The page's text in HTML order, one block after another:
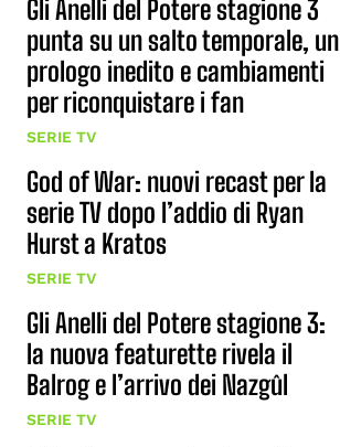
Gli Anelli del Potere stagione 3
punta su un salto temporale, un
prologo inedito e cambiamenti
per riconquistare i fan
SERIE TV
God of War: nuovi recast per la
serie TV dopo l’addio di Ryan
Hurst a Kratos
SERIE TV
Gli Anelli del Potere stagione 3:
la nuova featurette rivela il
Balrog e l’arrivo dei Nazgûl
SERIE TV